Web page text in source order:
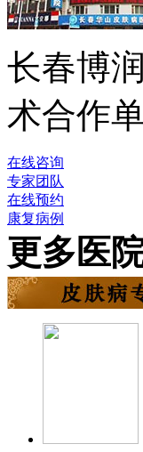
长春博
术合作
在线咨询
专家团队
在线预约
康复病例
更多医